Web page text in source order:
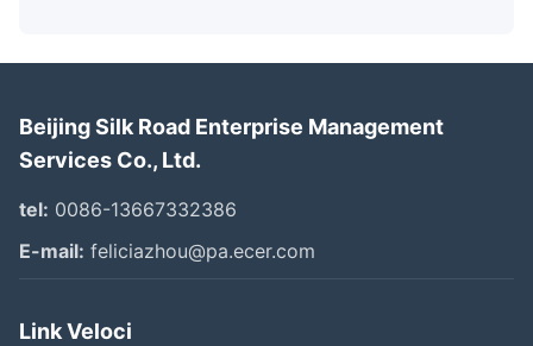
Beijing Silk Road Enterprise Management
Services Co., Ltd.
tel: 0086-13667332386
E-mail: feliciazhou@pa.ecer.com
Link Veloci